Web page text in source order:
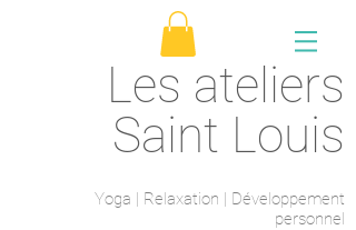
Les ateliers
Saint Louis
Yoga | Relaxation | Développement
personnel